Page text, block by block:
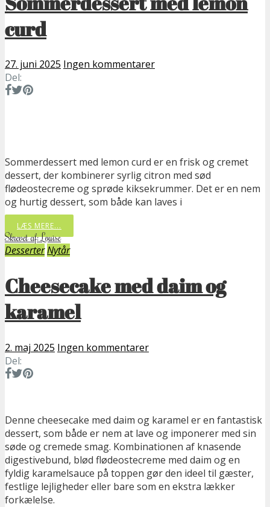
curd
27. juni 2025 Ingen kommentarer
Del:
Sommerdessert med lemon curd er en frisk og cremet
dessert, der kombinerer syrlig citron med sød
flødeostecreme og sprøde kiksekrummer. Det er en nem
og hurtig dessert, som både kan laves i
LÆS MERE...
Skrevet af: Louise
DesserterNytår
Cheesecake med daim og
karamel
2. maj 2025 Ingen kommentarer
Del:
Denne cheesecake med daim og karamel er en fantastisk
dessert, som både er nem at lave og imponerer med sin
søde og cremede smag. Kombinationen af knasende
digestivebund, blød flødeostecreme med daim og en
fyldig karamelsauce på toppen gør den ideel til gæster,
festlige lejligheder eller bare som en ekstra lækker
forkælelse.